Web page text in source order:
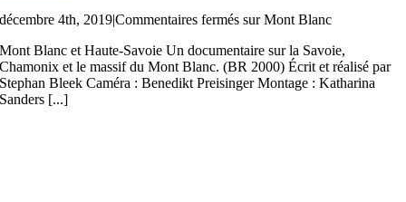
décembre 4th, 2019|Commentaires fermés sur Mont Blanc
Mont Blanc et Haute-Savoie Un documentaire sur la Savoie,
Chamonix et le massif du Mont Blanc. (BR 2000) Écrit et réalisé par
Stephan Bleek Caméra : Benedikt Preisinger Montage : Katharina
Sanders [...]